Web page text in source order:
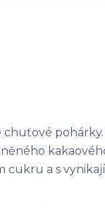
pohárky.
cukru a s